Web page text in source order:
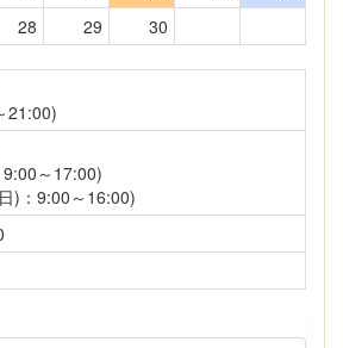
28 29 30
21:00)
～17:00)
)：9:00～16:00)